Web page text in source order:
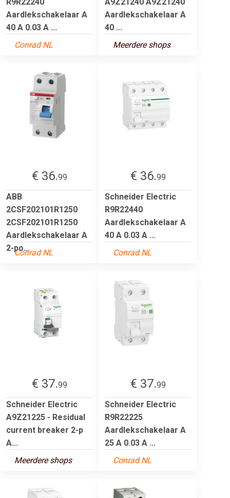
Aardlekschakelaar A
40 A 0.03 A ...
Conrad NL
Aardlekschakelaar A
40 ...
Meerdere shops
€ 36.99
ABB
2CSF202101R1250
2CSF202101R1250
Aardlekschakelaar A
2-po...
Conrad NL
€ 36.99
Schneider Electric
R9R22440
Aardlekschakelaar A
40 A 0.03 A ...
Conrad NL
€ 37.99
Schneider Electric
A9Z21225 - Residual
current breaker 2-p
A...
Meerdere shops
€ 37.99
Schneider Electric
R9R22225
Aardlekschakelaar A
25 A 0.03 A ...
Conrad NL